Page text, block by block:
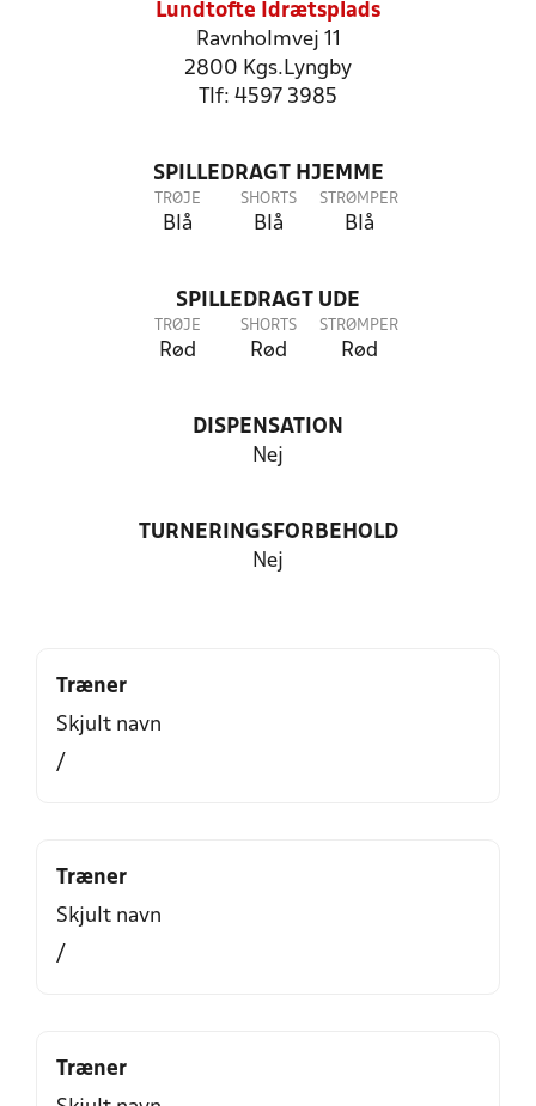
Lundtofte Idrætsplads
Ravnholmvej 11
2800 Kgs.Lyngby
Tlf: 4597 3985
SPILLEDRAGT HJEMME
TRØJE
Blå
SHORTS
Blå
STRØMPER
Blå
SPILLEDRAGT UDE
TRØJE
Rød
SHORTS
Rød
STRØMPER
Rød
DISPENSATION
Nej
TURNERINGSFORBEHOLD
Nej
Træner
Skjult navn
/
Træner
Skjult navn
/
Træner